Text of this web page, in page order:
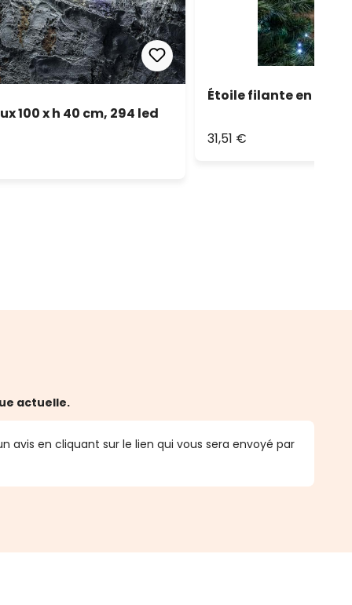
100 x h 40 cm, 294 led
Étoile filante en tube
31,51 €
actuelle.
avis en cliquant sur le lien qui vous sera envoyé par